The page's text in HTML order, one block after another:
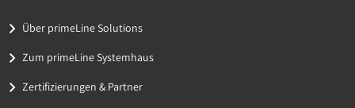
Über primeLine Solutions
Zum primeLine Systemhaus
Zertifizierungen & Partner